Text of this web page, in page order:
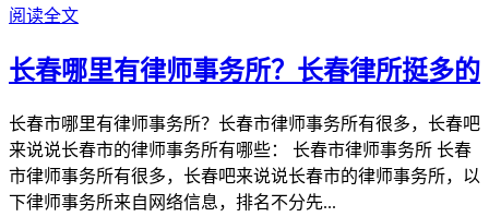
阅读全文
长春哪里有律师事务所？长春律所挺多的
长春市哪里有律师事务所？长春市律师事务所有很多，长春吧
来说说长春市的律师事务所有哪些： 长春市律师事务所 长春
市律师事务所有很多，长春吧来说说长春市的律师事务所，以
下律师事务所来自网络信息，排名不分先...